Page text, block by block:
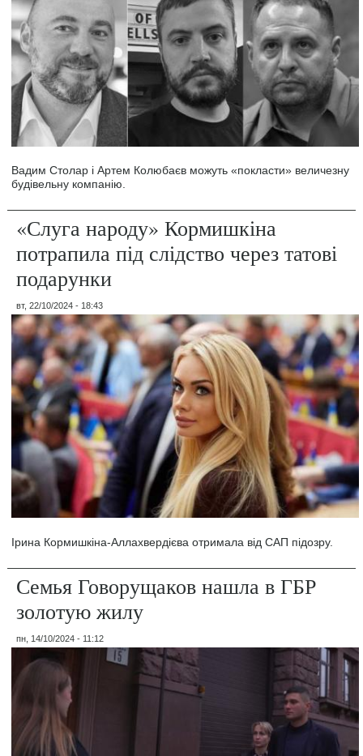
Вадим Столар і Артем Колюбаєв можуть «покласти» величезну
будівельну компанію.
«Слуга народу» Кормишкіна
потрапила під слідство через татові
подарунки
вт, 22/10/2024 - 18:43
Ірина Кормишкіна-Аллахвердієва отримала від САП підозру.
Семья Говорущаков нашла в ГБР
золотую жилу
пн, 14/10/2024 - 11:12